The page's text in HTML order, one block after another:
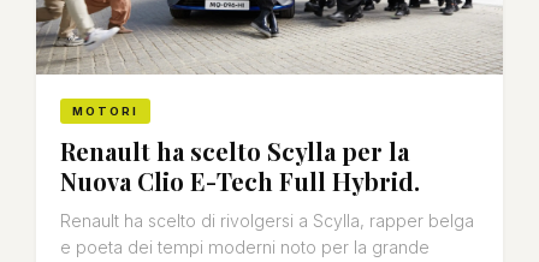
MOTORI
Renault ha scelto Scylla per la
Nuova Clio E-Tech Full Hybrid.
Renault ha scelto di rivolgersi a Scylla, rapper belga
e poeta dei tempi moderni noto per la grande